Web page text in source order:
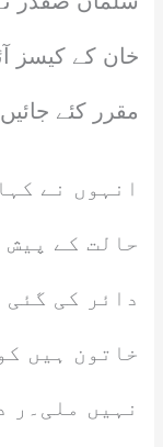
خان کے کیسز
مقرر کئے
انہوں نے
حالت کے
دائر کی
خاتون ہیں
نہیں ملی۔ر